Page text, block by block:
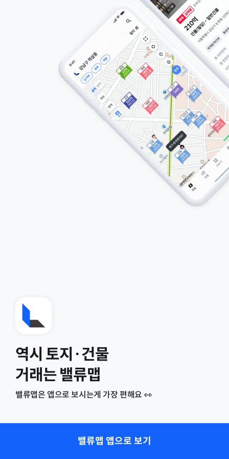
역시 토지·건물
거래는 밸류맵
밸류맵은 앱으로 보시는게 가장 편해요 👀
밸류맵 앱으로 보기